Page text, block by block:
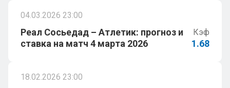
04.03.2026 23:00
Реал Сосьедад – Атлетик: прогноз и
ставка на матч 4 марта 2026
Кэф
1.68
18.02.2026 23:00